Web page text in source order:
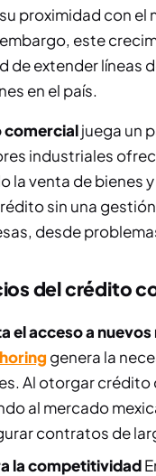
proximidad con el
este
de extender líneas
en el país.
juega un
industriales
la venta de bienes
sin una
desde
del crédito
el acceso a
genera la
Al otorgar crédito
al mercado
contratos de
la competitividad